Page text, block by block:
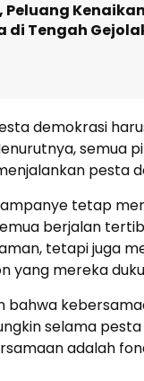
Peluang
di Tengah
demokrasi
semua
pesta
tetap
berjalan
tetapi juga
yang mereka
bahwa
selama
adalah